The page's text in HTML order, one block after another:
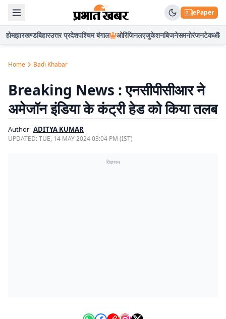
ePaper
होमझारखण्डबिहारउत्तर प्रदेशपश्चिम बंगाल ओरिजिनलएजुकेशनबिजनेसमनोरंजनटेकऑटो
Home Badi Khabar
Breaking News : एनसीपीसीआर ने
अमेजॉन इंडिया के कंट्री हेड को किया तलब
Author ADITYA KUMAR
UPDATED:TUE, 14 MAY 2024 03:04 PM (IST)
विज्ञापन